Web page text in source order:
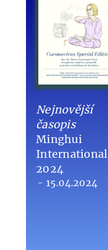
Nejnovější
časopis
Minghui
International
2024
- 15.04.2024